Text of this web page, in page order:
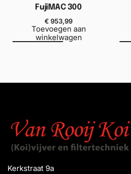
FujiMAC 300
€ 953,99
Toevoegen aan
winkelwagen
Kerkstraat 9a